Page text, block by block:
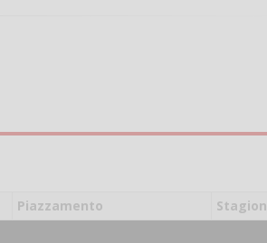
Piazzamento